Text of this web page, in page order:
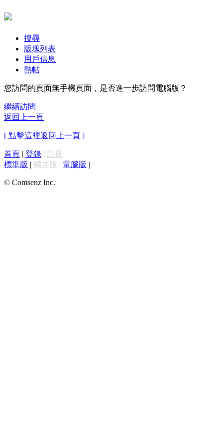
搜尋
版塊列表
用戶信息
熱帖
您訪問的頁面無手機頁面，是否進一步訪問電腦版？
繼續訪問
返回上一頁
[ 點擊這裡返回上一頁 ]
首頁 | 登錄 | 註冊
標準版 | 觸屏版 | 電腦版 |
© Comsenz Inc.